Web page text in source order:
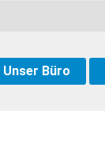
Unser Büro